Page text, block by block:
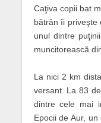
Caţiva copii bat
bătrân îi priveşte
unul dintre
muncitorească
La nici 2 km
versant. La 83
dintre cele mai
Epocii de Aur,